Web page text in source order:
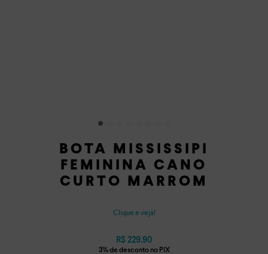
BOTA MISSISSIPI
FEMININA CANO
CURTO MARROM
Clique e veja!
R$ 229,90